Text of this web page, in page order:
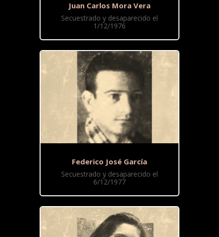
Juan Carlos Mora Vera
Secuestrado y desaparecido el
1/12/1976
Federico José García
Secuestrado y desaparecido el
6/12/1977